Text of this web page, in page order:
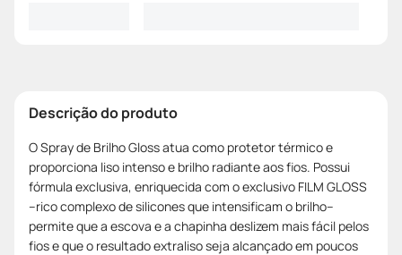
Descrição do produto
O Spray de Brilho Gloss atua como protetor térmico e
proporciona liso intenso e brilho radiante aos fios. Possui
fórmula exclusiva, enriquecida com o exclusivo FILM GLOSS
–rico complexo de silicones que intensificam o brilho–
permite que a escova e a chapinha deslizem mais fácil pelos
fios e que o resultado extraliso seja alcançado em poucos